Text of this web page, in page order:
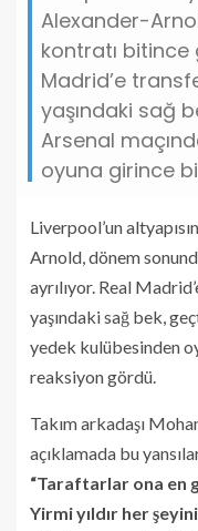
Alexander-
kontratı bitince
Madrid’e
yaşındaki sağ
Arsenal
oyuna girince
Liverpool’un
Arnold, dönem
ayrılıyor. Real
yaşındaki sağ bek,
yedek kulübesinden
reaksiyon gördü.
Takım arkadaşı
açıklamada bu
“Taraftarlar ona en
Yirmi yıldır her